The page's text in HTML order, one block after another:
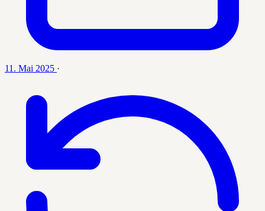
11. Mai 2025 ·